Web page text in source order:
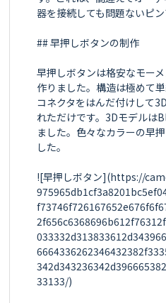
器を接続しても問題ないピ
## 早押しボタンの制作
早押しボタンは格安なモー
作りました。構造は極めて
コネクタをはんだ付けして
れただけです。3Dモデルは
ました。色々なカラーの早
した。
![早押しボタン](https://
33133/)